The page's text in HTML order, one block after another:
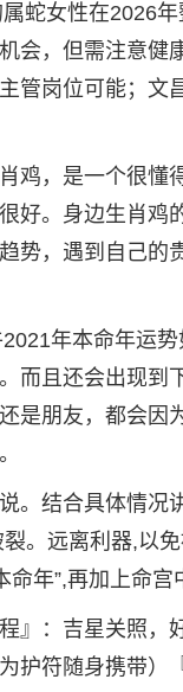
蛇女性在2026
会，但需注意健
管岗位可能；文
鸡，是一个很懂
好。身边生肖鸡
势，遇到自己的
年本命年运
而且还会出现到
是朋友，都会因
。结合具体情况
。远离利器,以
命年”,再加上命
程』：吉星关照
护符随身携带）